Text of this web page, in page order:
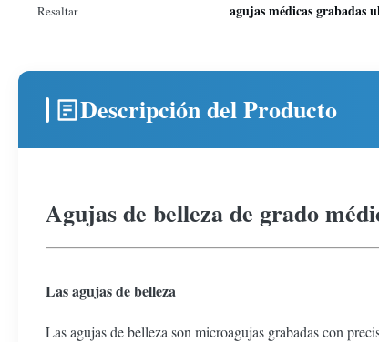
Resaltar
agujas médicas grabadas
Descripción del Producto
Agujas de belleza de grado
Las agujas de belleza
Las agujas de belleza son microagujas grabadas con